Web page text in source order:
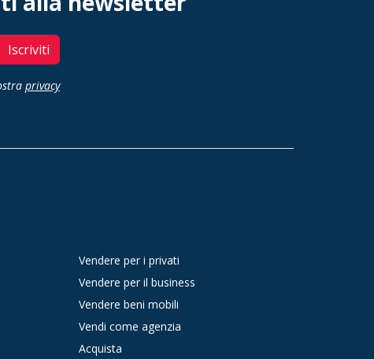
Iscriviti
privacy
Vendere per i privati
Vendere per il business
Vendere beni mobili
Vendi come agenzia
Acquista